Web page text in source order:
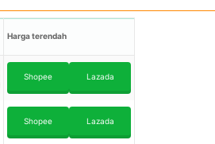
Harga terendah
Shopee Lazada
Shopee Lazada